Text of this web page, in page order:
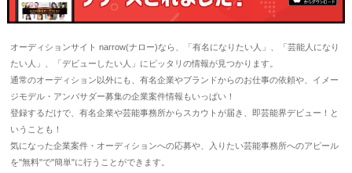
オーディションサイト narrow(ナロー)なら、「有名になりたい人」、「芸能人になり
たい人」、「デビューしたい人」にピッタリの情報が見つかります。
通常のオーディション以外にも、有名企業やブランドからのお仕事の依頼や、イメー
ジモデル・アンバサダー募集の企業案件情報もいっぱい！
登録するだけで、有名企業や芸能事務所からスカウトが届き、即芸能界デビュー！と
いうことも！
気になった企業案件・オーディションへの応募や、入りたい芸能事務所へのアピール
を"無料"で"簡単"に行うことができます。